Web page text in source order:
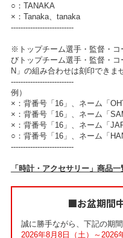
○：TANAKA
×：Tanaka、tanaka
--------------------------
※トップチーム選手・監督・コ
びトップチーム選手・監督・
N」の組み合わせは刻印できま
--------------------------
例）
×：背番号「16」、ネーム「
×：背番号「16」、ネーム「
×：背番号「16」、ネーム「
○：背番号「16」、ネーム「
--------------------------
「時計・アクセサリー」商品一
■お盆期間
誠に勝手ながら、下記の期
2026年8月8日（土）～2026